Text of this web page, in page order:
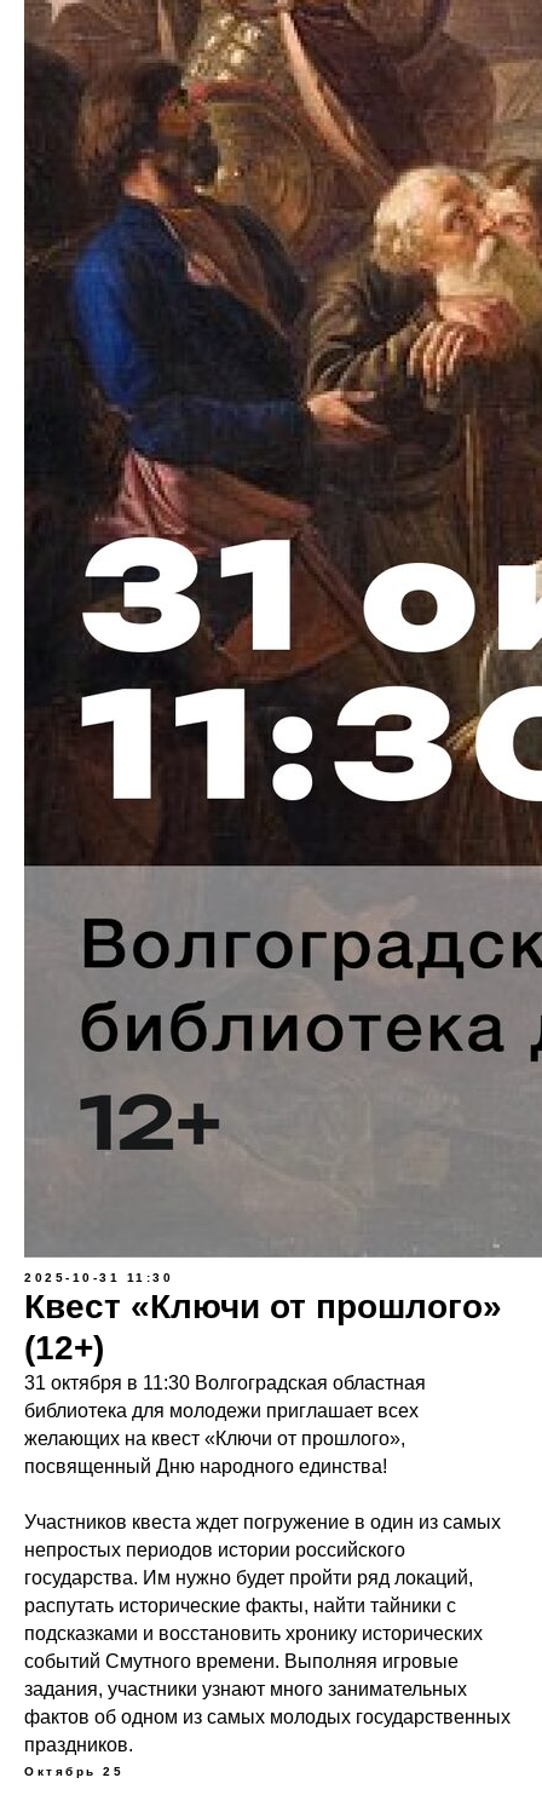
2025-10-31 11:30
Квест «Ключи от прошлого»
(12+)
31 октября в 11:30 Волгоградская областная
библиотека для молодежи приглашает всех
желающих на квест «Ключи от прошлого»,
посвященный Дню народного единства!
Участников квеста ждет погружение в один из самых
непростых периодов истории российского
государства. Им нужно будет пройти ряд локаций,
распутать исторические факты, найти тайники с
подсказками и восстановить хронику исторических
событий Смутного времени. Выполняя игровые
задания, участники узнают много занимательных
фактов об одном из самых молодых государственных
праздников.
Октябрь 25